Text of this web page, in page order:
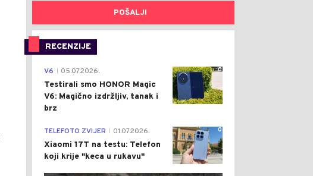
POŠALJI
RECENZIJE
0
V6 05.07.2026.
Testirali smo HONOR Magic
V6: Magično izdržljiv, tanak i
brz
0
TELEFOTO ZVIJER 01.07.2026.
Xiaomi 17T na testu: Telefon
koji krije "keca u rukavu"